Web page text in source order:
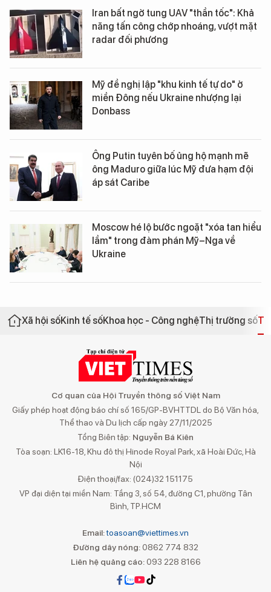
Iran bất ngờ tung UAV "thần tốc": Khả
năng tấn công chớp nhoáng, vượt mặt
radar đối phương
Mỹ đề nghị lập "khu kinh tế tự do" ở
miền Đông nếu Ukraine nhượng lại
Donbass
Ông Putin tuyên bố ủng hộ mạnh mẽ
ông Maduro giữa lúc Mỹ đưa hạm đội
áp sát Caribe
Moscow hé lộ bước ngoặt "xóa tan hiểu
lầm" trong đàm phán Mỹ–Nga về
Ukraine
Xã hội sốKinh tế sốKhoa học - Công nghệThị trường số
Cơ quan của Hội Truyền thông số Việt Nam
Giấy phép hoạt động báo chí số 165/GP-BVHTTDL do Bộ Văn hóa,
Thể thao và Du lịch cấp ngày 27/11/2025
Tổng Biên tập: Nguyễn Bá Kiên
Tòa soạn: LK16-18, Khu đô thị Hinode Royal Park, xã Hoài Đức, Hà
Nội
Điện thoại/fax: (024)32 151175
VP đại diện tại miền Nam: Tầng 3, số 54, đường C1, phường Tân
Bình, TP.HCM
Email:toasoan@viettimes.vn
Đường dây nóng: 0862 774 832
Liên hệ quảng cáo:093 228 8166